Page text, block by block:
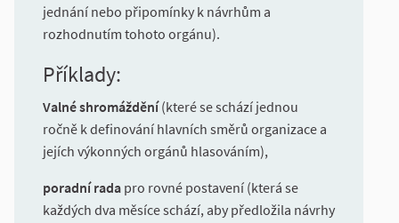
jednání nebo připomínky k návrhům a
rozhodnutím tohoto orgánu).
Příklady:
Valné shromáždění(které se schází jednou
ročně k definování hlavních směrů organizace a
jejích výkonných orgánů hlasováním),
poradní rada pro rovné postavení (která se
každých dva měsíce schází, aby předložila návrhy